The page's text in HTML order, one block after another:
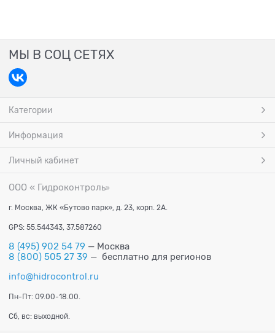
МЫ В СОЦ СЕТЯХ
Категории
Информация
Личный кабинет
ООО « Гидроконтроль»
г. Москва, ЖК «Бутово парк», д. 23, корп. 2А.
GPS: 55.544343, 37.587260
8 (495) 902 54 79 — Москва
8 (800) 505 27 39 — бесплатно для регионов
info@hidrocontrol.ru
Пн-Пт: 09.00-18.00.
Сб, вс: выходной.